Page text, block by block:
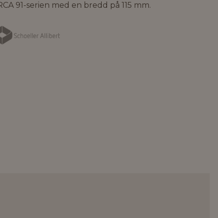
91-serien med en bredd på 115 mm.